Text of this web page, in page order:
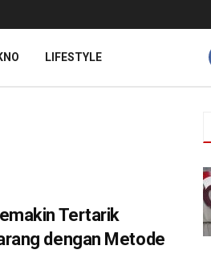
LIFESTYLE
Tertarik
dengan Metode